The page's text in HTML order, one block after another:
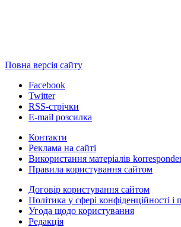
Повна версія сайту
Facebook
Twitter
RSS-стрічки
E-mail розсилка
Контакти
Реклама на сайті
Використання матеріалів
Правила користування сайтом
Договір користування сайтом
Політика у сфері конфіденційності
Угода щодо користування
Редакція